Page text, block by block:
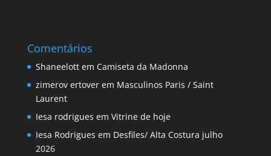
Comentários
Shaneelottem Camiseta da Madonna
zimerov ertoverem Masculinos Paris / Saint
Laurent
Iesa rodrigues em Vitrine de hoje
Iesa Rodrigues em Desfiles/ Alta Costura julho
2026